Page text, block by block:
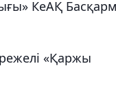
КеАҚ
«Қаржы